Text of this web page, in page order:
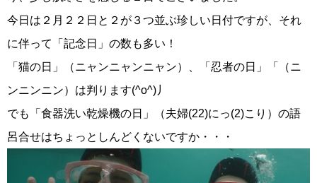
今日は２月２２日と２が３つ並ぶ珍しい日付ですが、それ
に伴って「記念日」の数も多い！
「猫の日」（ニャンニャンニャン）、「忍者の日」「（ニ
ンニンニン）は判ります(^o^)丿
でも「食器洗い乾燥機の日」（夫婦(22)にっ(2)こり）の語
呂合せはちょっとしんどくないですか・・・